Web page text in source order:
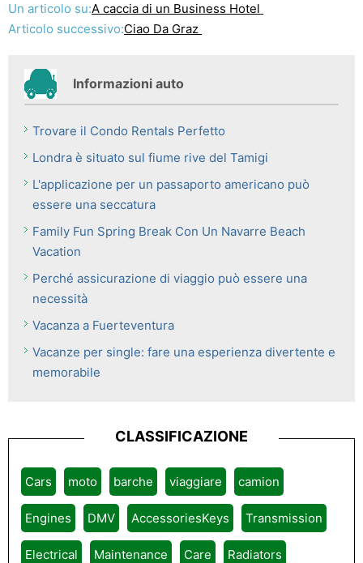
Un articolo su:A caccia di un Business Hotel
Articolo successivo:Ciao Da Graz
Informazioni auto
Trovare il Condo Rentals Perfetto
Londra è situato sul fiume rive del Tamigi
L'applicazione per un passaporto americano può
essere una seccatura
Family Fun Spring Break Con Un Navarre Beach
Vacation
Perché assicurazione di viaggio può essere una
necessità
Vacanza a Fuerteventura
Vacanze per single: fare una esperienza divertente e
memorabile
CLASSIFICAZIONE
Cars moto barche viaggiare camion
Engines DMV AccessoriesKeys Transmission
Electrical Maintenance Care Radiators